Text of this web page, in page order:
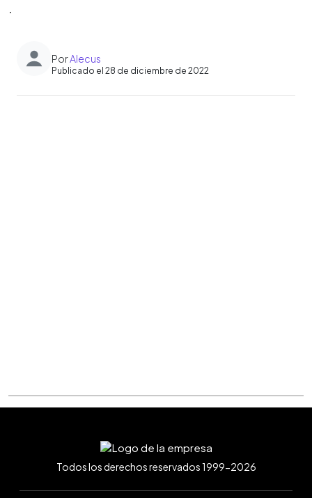
.
PorAlecus
Publicado el 28 de diciembre de 2022
Todos los derechos reservados 1999-2026